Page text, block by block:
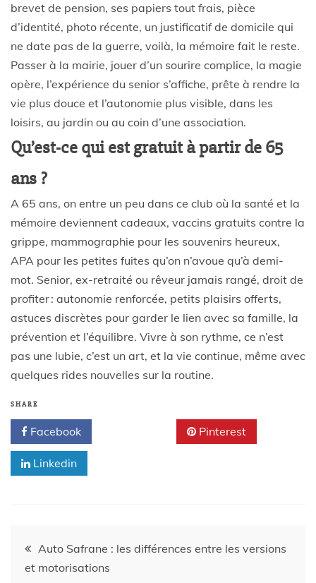
brevet de pension, ses papiers tout frais, pièce
d’identité, photo récente, un justificatif de domicile qui
ne date pas de la guerre, voilà, la mémoire fait le reste.
Passer à la mairie, jouer d’un sourire complice, la magie
opère, l’expérience du senior s’affiche, prête à rendre la
vie plus douce et l’autonomie plus visible, dans les
loisirs, au jardin ou au coin d’une association.
Qu’est-ce qui est gratuit à partir de 65
ans ?
A 65 ans, on entre un peu dans ce club où la santé et la
mémoire deviennent cadeaux, vaccins gratuits contre la
grippe, mammographie pour les souvenirs heureux,
APA pour les petites fuites qu’on n’avoue qu’à demi-
mot. Senior, ex-retraité ou rêveur jamais rangé, droit de
profiter : autonomie renforcée, petits plaisirs offerts,
astuces discrètes pour garder le lien avec sa famille, la
prévention et l’équilibre. Vivre à son rythme, ce n’est
pas une lubie, c’est un art, et la vie continue, même avec
quelques rides nouvelles sur la routine.
SHARE
Facebook Pinterest
Linkedin
Auto Safrane : les différences entre les versions
et motorisations